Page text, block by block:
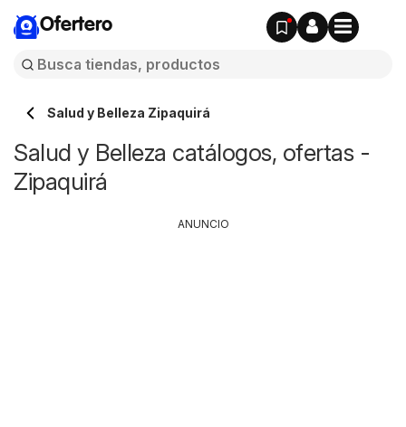
Ofertero
Salud y Belleza Zipaquirá
Salud y Belleza catálogos, ofertas -
Zipaquirá
ANUNCIO